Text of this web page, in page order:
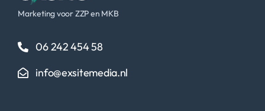
Marketing voor ZZP en MKB
06 242 454 58
info@exsitemedia.nl